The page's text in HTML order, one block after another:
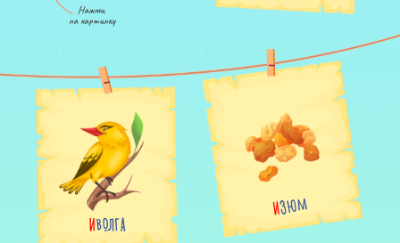
ИВОЛГА
ИЗЮМ
Нажми
на картинку